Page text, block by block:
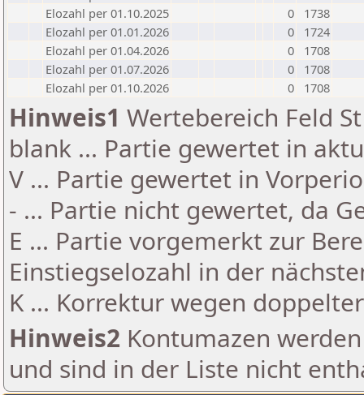
Elozahl per 01.10.2025
0
1738
Elozahl per 01.01.2026
0
1724
Elozahl per 01.04.2026
0
1708
Elozahl per 01.07.2026
0
1708
Elozahl per 01.10.2026
0 1708
Hinweis1 Wertebereich Feld
blank ... Partie gewertet in
V ... Partie gewertet in
- ... Partie nicht gewertet, da
E ... Partie vorgemerkt zur
Einstiegselozahl in der
K ... Korrektur wegen
Hinweis2 Kontumazen
und sind in der Liste nicht